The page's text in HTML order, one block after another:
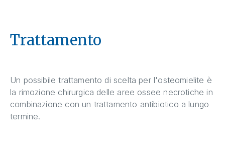
Trattamento
Un possibile trattamento di scelta per l'osteomielite è
la rimozione chirurgica delle aree ossee necrotiche in
combinazione con un trattamento antibiotico a lungo
termine.